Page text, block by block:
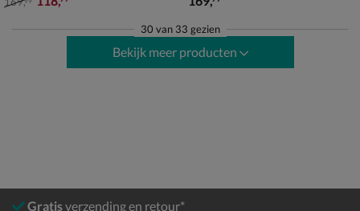
30 van 33 gezien
Bekijk meer producten
Gratisverzending en retour*